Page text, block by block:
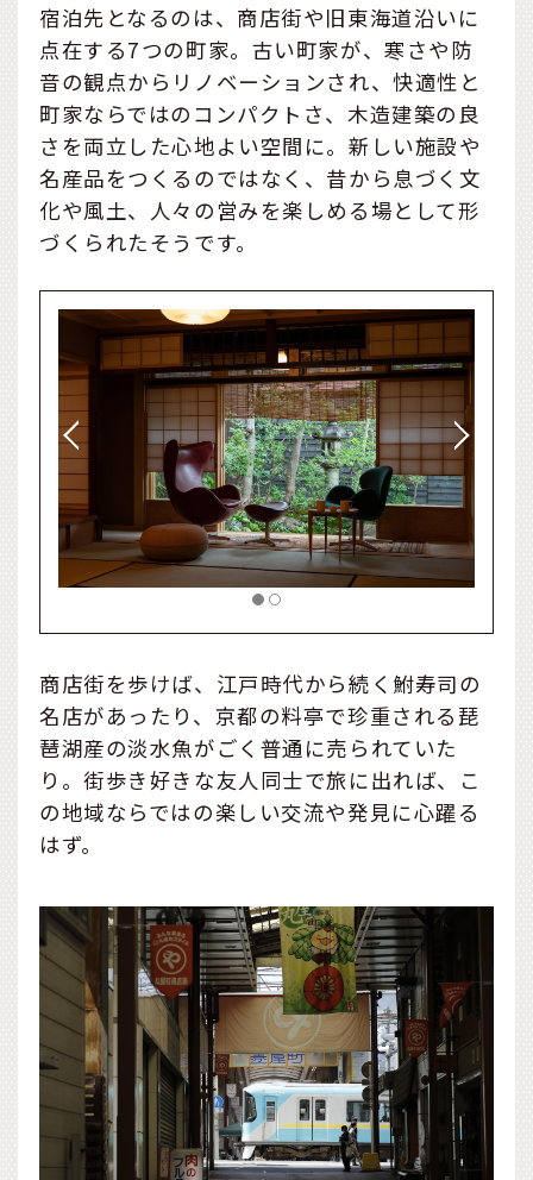
宿泊先となるのは、商店街や旧東海道沿いに
点在する7つの町家。古い町家が、寒さや防
音の観点からリノベーションされ、快適性と
町家ならではのコンパクトさ、木造建築の良
さを両立した心地よい空間に。新しい施設や
名産品をつくるのではなく、昔から息づく文
化や風土、人々の営みを楽しめる場として形
づくられたそうです。
商店街を歩けば、江戸時代から続く鮒寿司の
名店があったり、京都の料亭で珍重される琵
琶湖産の淡水魚がごく普通に売られていた
り。街歩き好きな友人同士で旅に出れば、こ
の地域ならではの楽しい交流や発見に心躍る
はず。